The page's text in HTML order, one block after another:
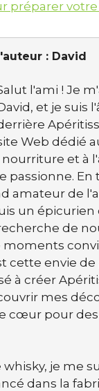
préparer
: David
l'ami ! Je
et je suis
Web dédié
nourriture et à
passionne. En
amateur de
un épicurien
de
moments
cette envie
à créer
mes
cœur pour des
je me
dans la